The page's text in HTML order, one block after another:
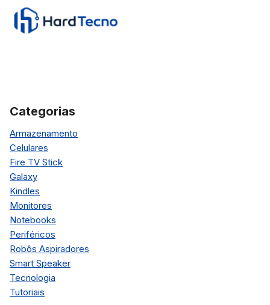
Categorias
Armazenamento
Celulares
Fire TV Stick
Galaxy
Kindles
Monitores
Notebooks
Periféricos
Robôs Aspiradores
Smart Speaker
Tecnologia
Tutoriais